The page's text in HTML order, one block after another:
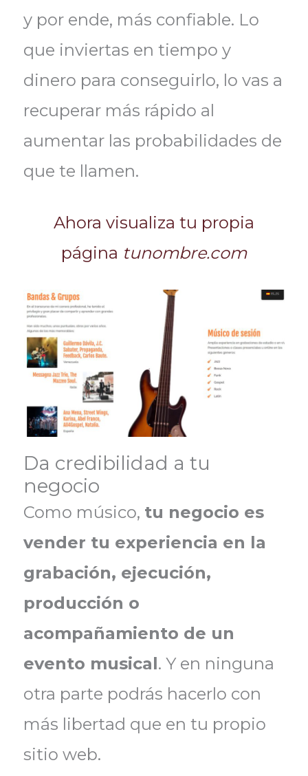
y por ende, más confiable. Lo
que inviertas en tiempo y
dinero para conseguirlo, lo vas a
recuperar más rápido al
aumentar las probabilidades de
que te llamen.
Ahora visualiza tu propia
página tunombre.com
Da credibilidad a tu
negocio
Como músico, tu negocio es
vender tu experiencia en la
grabación, ejecución,
producción o
acompañamiento de un
evento musical. Y en ninguna
otra parte podrás hacerlo con
más libertad que en tu propio
sitio web.